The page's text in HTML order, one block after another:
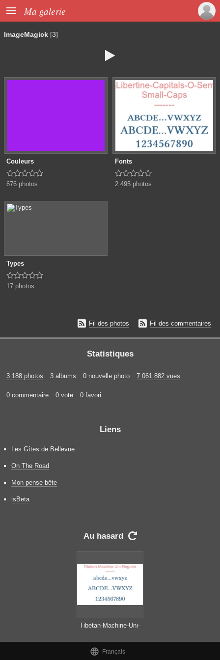
 Ma galerie
ImageMagick [3]

Couleurs

676 photos
Fonts

2 495 photos
Types

17 photos
 Fil des photos  Fil des commentaires
Statistiques
3 188 photos 3 albums 0 nouvelle photo 7 061 882 vues
0 commentaire 0 vote 0 favori
Liens
Les Gîtes de Bellevue
On The Road
Mon pense-bête
isBeta
Au hasard 
Tibetan-Machine-Uni-
 Français